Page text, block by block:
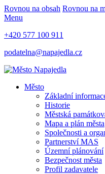
Rovnou na obsah Rovnou na
Menu
+420 577 100 911
podatelna@napajedla.cz
Město
Základní
Historie
Městská
Mapa a plán města
Společnosti a
Partnerství MAS
Územní plánování
Bezpečnost města
Profil zadavatele